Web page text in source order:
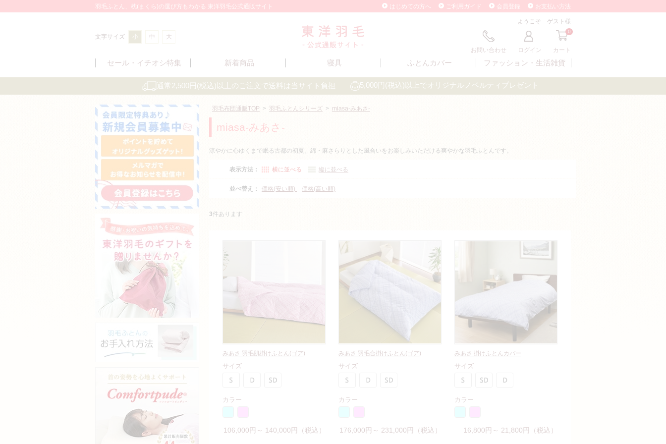
羽毛ふとん、枕(まくら)の選び方もわかる 東洋羽毛公式通販サイト はじめての方へ ご利用ガイド 会員登録 お支払い方法
文字サイズ 小 中 大
ようこそ ゲスト様
お問い合わせ ログイン
0
カート
セール・ イチオシ特集 新着商品 寝具 ふとんカバー ファッション・ 生活雑貨
通常2,500円(税込)以上のご注文で送料は当サイト負担 5,000円(税込)以上でオリジナルノベルティプレゼント
羽毛布団通販TOP > 羽毛ふとんシリーズ > miasa-みあさ-
miasa-みあさ-
涼やかに心ゆくまで眠る古都の初夏。綿・麻さらりとした風合いをお楽しみいただける爽やかな羽毛ふとんです。
表示方法： 横に並べる 縦に並べる
並べ替え： 価格(安い順) 価格(高い順)
3件あります
みあさ 羽毛肌掛けふとん(ゴア)
サイズ
カラー
106,000円～ 140,000円（税込）
みあさ 羽毛合掛けふとん(ゴア)
サイズ
カラー
176,000円～ 231,000円（税込）
みあさ 掛けふとんカバー
サイズ
カラー
16,800円～ 21,800円（税込）